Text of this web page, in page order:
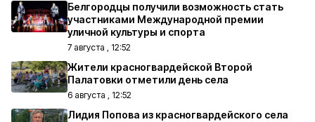
Белгородцы получили возможность стать
участниками Международной премии
уличной культуры и спорта
7 августа , 12:52
Жители красногвардейской Второй
Палатовки отметили день села
6 августа , 12:52
Лидия Попова из красногвардейского села